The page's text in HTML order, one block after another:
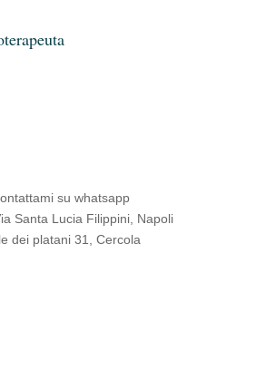
su whatsapp
Santa Lucia Filippini, Napoli
dei platani 31, Cercola